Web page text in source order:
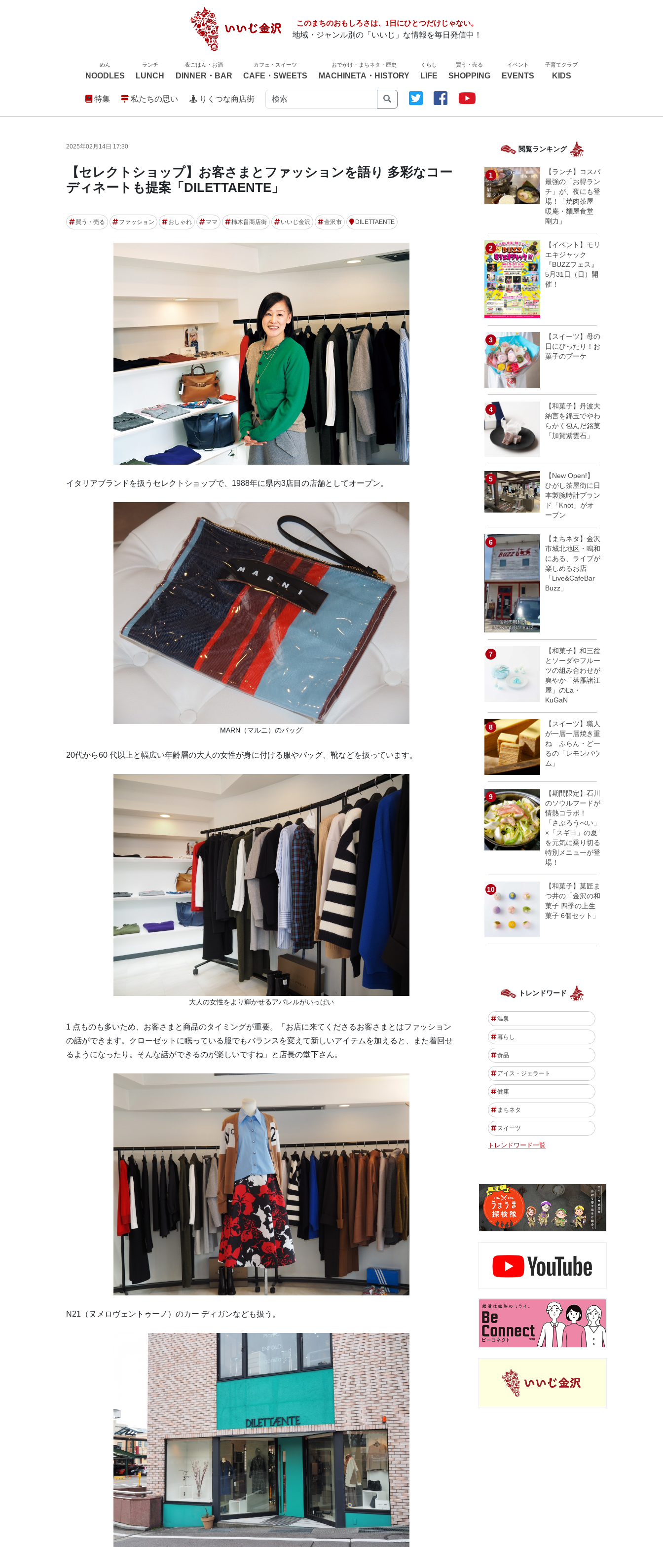
このまちのおもしろさは、1日にひとつだけじゃない。
地域・ジャンル別の「いいじ」な情報を毎日発信中！
めん
NOODLES
ランチ
LUNCH
夜ごはん・お酒
DINNER・BAR
カフェ・スイーツ
CAFE・SWEETS
おでかけ・まちネタ・歴史
MACHINETA・HISTORY
くらし
LIFE
買う・売る
SHOPPING
イベント
EVENTS
子育てクラブ
KIDS
特集 私たちの思い りくつな商店街
2025年02月14日 17:30
【セレクトショップ】お客さまとファッションを語り 多彩なコー
ディネートも提案「DILETTAENTE」
買う・売る ファッション おしゃれ ママ 柿木畠商店街 いいじ金沢 金沢市 DILETTAENTE
イタリアブランドを扱うセレクトショップで、1988年に県内3店目の店舗としてオープン。
MARN（マルニ）のバッグ
20代から60 代以上と幅広い年齢層の大人の女性が身に付ける服やバッグ、靴などを扱っています。
大人の女性をより輝かせるアパレルがいっぱい
1 点ものも多いため、お客さまと商品のタイミングが重要。「お店に来てくださるお客さまとはファッション
の話ができます。クローゼットに眠っている服でもバランスを変えて新しいアイテムを加えると、また着回せ
るようになったり。そんな話ができるのが楽しいですね」と店長の堂下さん。
N21（ヌメロヴェントゥーノ）のカー ディガンなども扱う。
閲覧ランキング
【ランチ】コスパ
最強の「お得ラン
チ」が、夜にも登
場！「焼肉茶屋
暖庵・麵屋食堂
剛力」
【イベント】モリ
エキジャック
『BUZZフェス』
5月31日（日）開
催！
【スイーツ】母の
日にぴったり！お
菓子のブーケ
【和菓子】丹波大
納言を錦玉でやわ
らかく包んだ銘菓
「加賀紫雲石」
【New Open!】
ひがし茶屋街に日
本製腕時計ブラン
ド「Knot」がオ
ープン
【まちネタ】金沢
市城北地区・鳴和
にある、ライブが
楽しめるお店
「Live&CafeBar
Buzz」
【和菓子】和三盆
とソーダやフルー
ツの組み合わせが
爽やか「落雁諸江
屋」のLa・
KuGaN
【スイーツ】職人
が一層一層焼き重
ね ふらん・どー
るの「レモンバウ
ム」
【期間限定】石川
のソウルフードが
情熱コラボ！
「さぶろうべい」
×「スギヨ」の夏
を元気に乗り切る
特別メニューが登
場！
【和菓子】菓匠ま
つ井の「金沢の和
菓子 四季の上生
菓子 6個セット」
トレンドワード
温泉
暮らし
食品
アイス・ジェラート
健康
まちネタ
スイーツ
トレンドワード一覧